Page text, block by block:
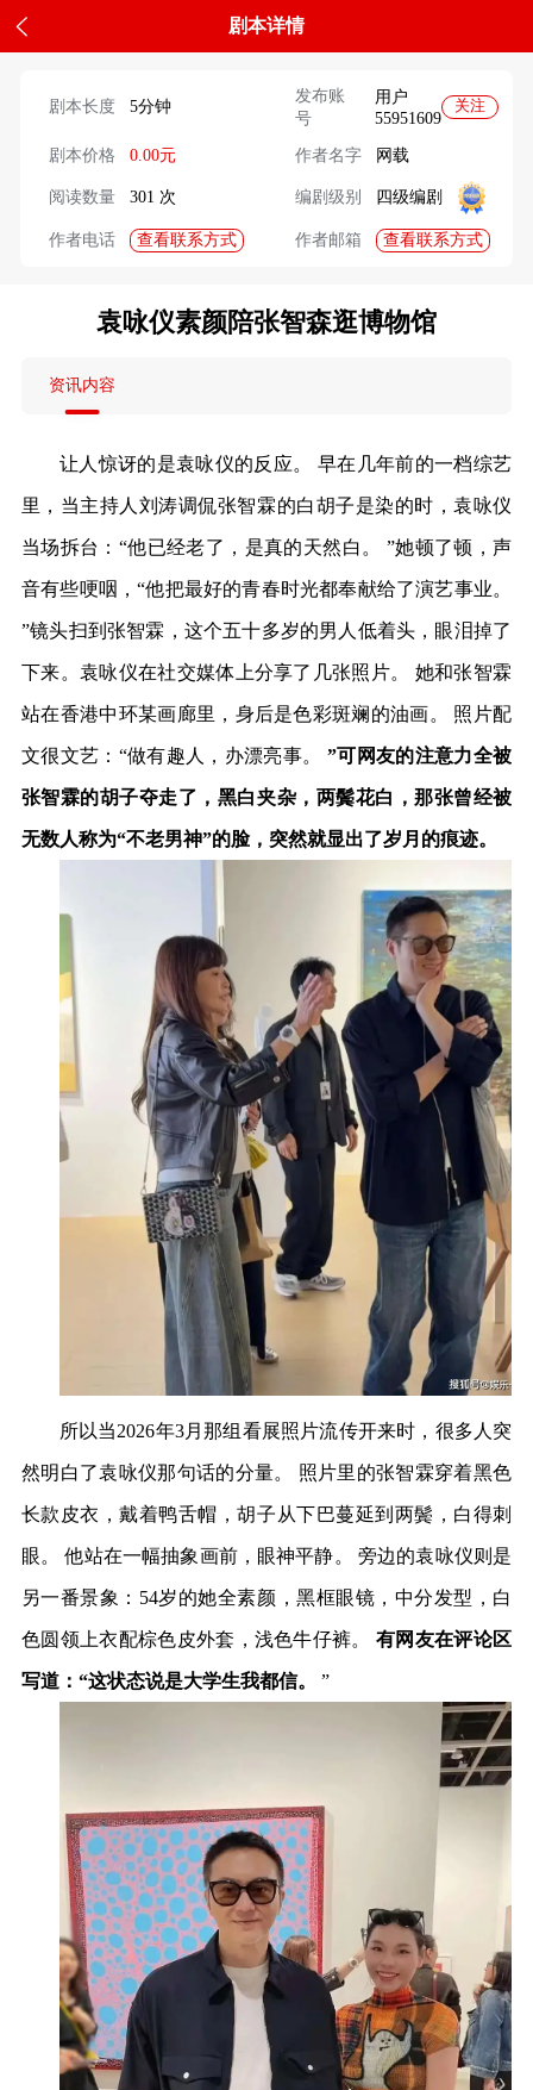
剧本详情
剧本长度 5分钟
发布账
号
用户
55951609
关注
剧本价格 0.00元 作者名字 网载
阅读数量 301 次 编剧级别 四级编剧
作者电话 查看联系方式 作者邮箱 查看联系方式
袁咏仪素颜陪张智森逛博物馆
资讯内容
让人惊讶的是袁咏仪的反应。 早在几年前的一档综艺
里，当主持人刘涛调侃张智霖的白胡子是染的时，袁咏仪
当场拆台：“他已经老了，是真的天然白。 ”她顿了顿，声
音有些哽咽，“他把最好的青春时光都奉献给了演艺事业。
”镜头扫到张智霖，这个五十多岁的男人低着头，眼泪掉了
下来。袁咏仪在社交媒体上分享了几张照片。 她和张智霖
站在香港中环某画廊里，身后是色彩斑斓的油画。 照片配
文很文艺：“做有趣人，办漂亮事。 ”可网友的注意力全被
张智霖的胡子夺走了，黑白夹杂，两鬓花白，那张曾经被
无数人称为“不老男神”的脸，突然就显出了岁月的痕迹。
所以当2026年3月那组看展照片流传开来时，很多人突
然明白了袁咏仪那句话的分量。 照片里的张智霖穿着黑色
长款皮衣，戴着鸭舌帽，胡子从下巴蔓延到两鬓，白得刺
眼。 他站在一幅抽象画前，眼神平静。 旁边的袁咏仪则是
另一番景象：54岁的她全素颜，黑框眼镜，中分发型，白
色圆领上衣配棕色皮外套，浅色牛仔裤。有网友在评论区
写道：“这状态说是大学生我都信。 ”